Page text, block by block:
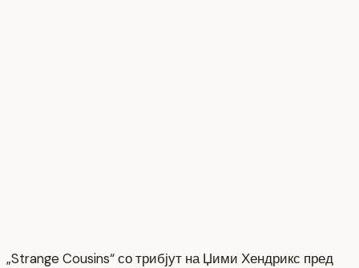
„Strange Cousins“ со трибјут на Џими Хендрикс пред